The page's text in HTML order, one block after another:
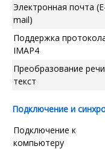
Электронная почта
mail)
Поддержка
IMAP4
Преобразование
текст
Подключение и
Подключение к
компьютеру